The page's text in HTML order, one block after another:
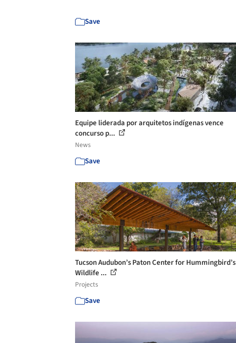
Save
Equipe liderada por arquitetos indígenas vence
concurso p...
News
Save
Tucson Audubon’s Paton Center for Hummingbird’s
Wildlife ...
Projects
Save